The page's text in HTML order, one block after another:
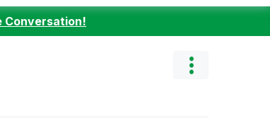
Conversation!